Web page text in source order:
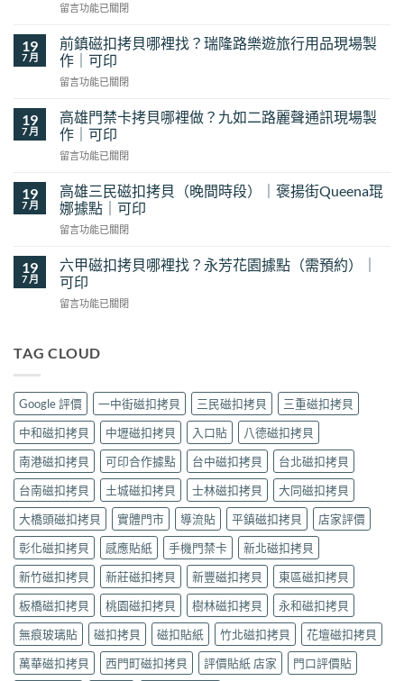
在
竹
磁
扣
拷
哪
裡
找？
新
花
予
坊
場
製
作
中
留言功能已關閉
19
7 月
前鎮磁扣拷貝哪裡找？瑞隆路樂遊旅行用品現場製
作｜可印
在
鎮
磁
扣
拷
哪
裡
找？
瑞
路
樂
旅
品
製
作
｜
可
印〉
中
留言功能已關閉
19
7 月
高雄門禁卡拷貝哪裡做？九如二路麗聲通訊現場製
作｜可印
在
雄
門
禁
卡
貝
哪
裡
做？
二
聲
通
訊
現
場
製
作
｜
可
印〉
中
留言功能已關閉
19
7 月
高雄三民磁扣拷貝（晚間時段）｜褒揚街Queena琨
娜據點｜可印
在
雄
三
民
磁
貝
時
段）
｜
褒
揚
街
Queena
琨
娜
據
點
｜
可
印〉
中
留言功能已關閉
19
7 月
六甲磁扣拷貝哪裡找？永芳花園據點（需預約）｜
可印
在
磁
貝
哪
裡
找？
永
芳
花
園
據
點
（需
預
約）
｜
可
印〉
中
留言功能已關閉
TAG CLOUD
Google 評價 一中街磁扣拷貝 三民磁扣拷貝
三重磁扣拷貝
中和磁扣拷貝
中壢磁扣拷貝 入口貼
八德磁扣拷貝
南港磁扣拷貝
可印合作據點 台中磁扣拷貝
台北磁扣拷貝
台南磁扣拷貝
土城磁扣拷貝 士林磁扣拷貝
大同磁扣拷貝
大橋頭磁扣拷貝
實體門市 導流貼 平鎮磁扣拷貝
店家評價
彰化磁扣拷貝
感應貼紙 手機門禁卡
新北磁扣拷貝
新竹磁扣拷貝
新莊磁扣拷貝 新豐磁扣拷貝
東區磁扣拷貝
板橋磁扣拷貝
桃園磁扣拷貝 樹林磁扣拷貝
永和磁扣拷貝
無痕玻璃貼
磁扣拷貝 磁扣貼紙 竹北磁扣拷貝
花壇磁扣拷貝
萬華磁扣拷貝
西門町磁扣拷貝 評價貼紙 店家
門口評價貼